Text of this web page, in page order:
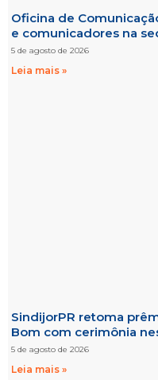
Oficina de
e comunicadores na
5 de agosto de 2026
Leia mais »
SindijorPR retoma
Bom com cerimônia
5 de agosto de 2026
Leia mais »